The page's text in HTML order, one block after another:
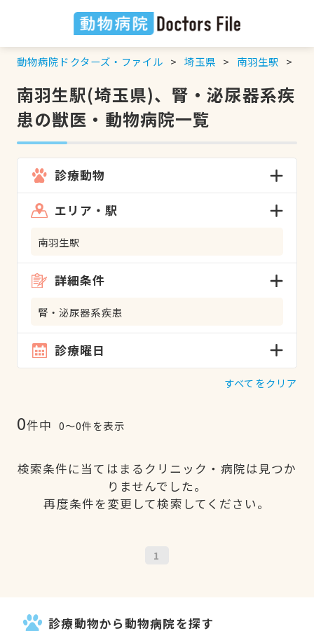
動物病院ドクターズ・ファイル 埼玉県 南羽生駅
南羽生駅(埼玉県)、腎・泌尿器系疾
患の獣医・動物病院一覧
診療動物
エリア・駅
南羽生駅
詳細条件
腎・泌尿器系疾患
診療曜日
すべてをクリア
0件中 0〜0件を表示
検索条件に当てはまるクリニック・病院は見つか
りませんでした。
再度条件を変更して検索してください。
1
診療動物から動物病院を探す